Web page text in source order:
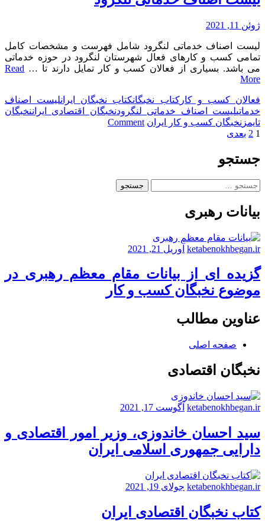
لنگرود
ژوئن 11, 2021
لیست اصناف خدماتی لنگرود شامل فهرست و مشخصات کامل
تمامی کسب و کارهای فعال شهرستان لنگرود در حوزه خدماتی
می باشد. بسیاری از فعالان کسب و کار تمایل دارند تا … Read
More
فعالان کسب و کارکتاب نخبگانکتاب نخبگان ایرانلیست اصناف
خدماتیلیست اصناف خدماتی لنگرودنخبگان اقتصادی ایراننخبگان
تایمز نخبگان کسب و کار ایران Comment
on
صفحه‌بندی
1
2 بعدی
جستجو
جستجو
بیانات رهبری
ketabenokhbegan.ir آوریل 21, 2021
گزیده ای از بیانات مقام معظم رهبری در
موضوع نخبگان کسب و کار
عناوین مطالب
صفحه اصلی
نخبگان اقتصادی
ketabenokhbegan.ir آگوست 17, 2021
سید احسان خاندوزی، وزیر امور اقتصادی و
دارایی جمهوری اسلامی ایران
ketabenokhbegan.ir جولای 19, 2021
کتاب نخبگان اقتصادی ایران